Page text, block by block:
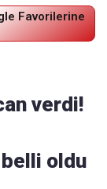
Favorilerine
verdi!
oldu